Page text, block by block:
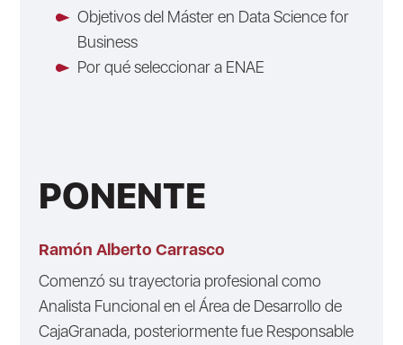
Objetivos del Máster en Data Science for
Business
Por qué seleccionar a ENAE
PONENTE
Ramón Alberto Carrasco
Comenzó su trayectoria profesional como
Analista Funcional en el Área de Desarrollo de
CajaGranada, posteriormente fue Responsable